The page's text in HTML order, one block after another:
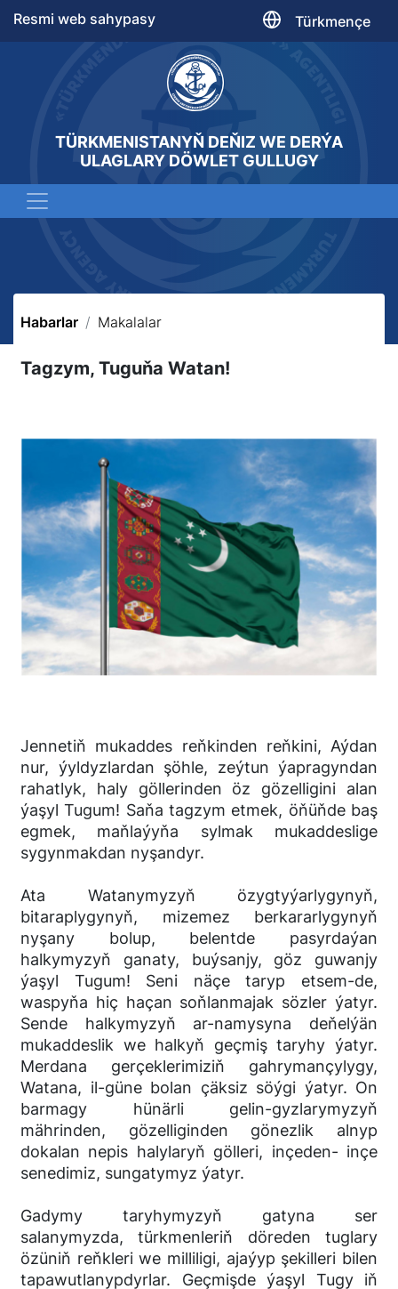
Resmi web sahypasy Türkmençe
TÜRKMENISTANYŇ DEŇIZ WE DERÝA
ULAGLARY DÖWLET GULLUGY
Habarlar Makalalar
Tagzym, Tuguňa Watan!
Jennetiň mukaddes reňkinden reňkini, Aýdan
nur, ýyldyzlardan şöhle, zeýtun ýapragyndan
rahatlyk, haly göllerinden öz gözelligini alan
ýaşyl Tugum! Saňa tagzym etmek, öňüňde baş
egmek, maňlaýyňa sylmak mukaddeslige
sygynmakdan nyşandyr.
Ata Watanymyzyň özygtyýarlygynyň,
bitaraplygynyň, mizemez berkararlygynyň
nyşany bolup, belentde pasyrdaýan
halkymyzyň ganaty, buýsanjy, göz guwanjy
ýaşyl Tugum! Seni näçe taryp etsem-de,
waspyňa hiç haçan soňlanmajak sözler ýatyr.
Sende halkymyzyň ar-namysyna deňelýän
mukaddeslik we halkyň geçmiş taryhy ýatyr.
Merdana gerçeklerimiziň gahrymançylygy,
Watana, il-güne bolan çäksiz söýgi ýatyr. On
barmagy hünärli gelin-gyzlarymyzyň
mährinden, gözelliginden gönezlik alnyp
dokalan nepis halylaryň gölleri, inçeden- inçe
senedimiz, sungatymyz ýatyr.
Gadymy taryhymyzyň gatyna ser
salanymyzda, türkmenleriň döreden tuglary
özüniň reňkleri we milliligi, ajaýyp şekilleri bilen
tapawutlanypdyrlar. Geçmişde ýaşyl Tugy iň